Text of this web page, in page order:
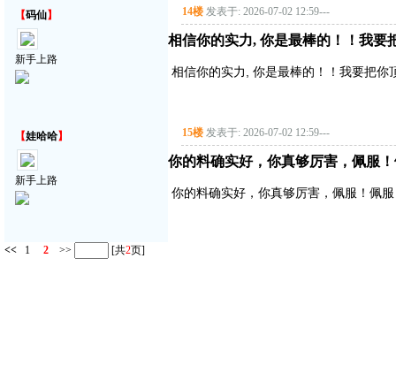
【码仙】
新手上路
14楼 发表于: 2026-07-02 12:59---
相信你的实力, 你是最棒的！！我要
相信你的实力, 你是最棒的！！我要把你
【娃哈哈】
新手上路
15楼 发表于: 2026-07-02 12:59---
你的料确实好，你真够厉害，佩服
你的料确实好，你真够厉害，佩服！佩
<< 1 2 >> [共2页]